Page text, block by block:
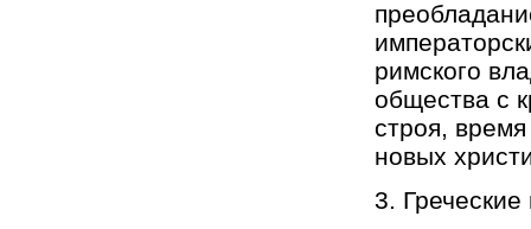
римского
общества с
строя,
новых
3.